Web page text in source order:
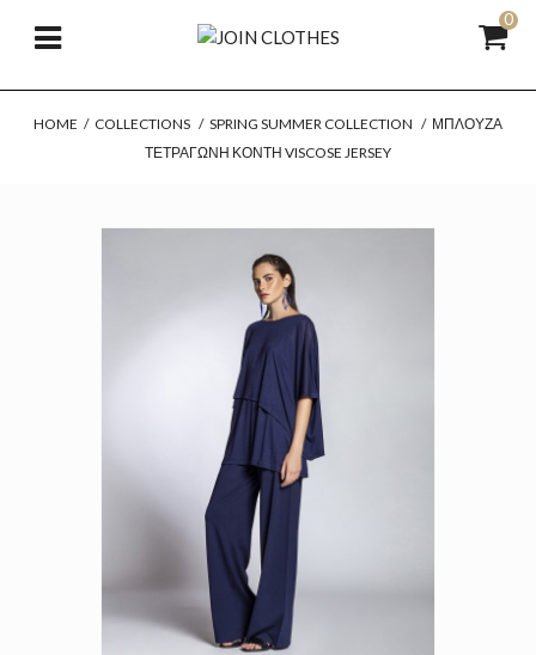
0
HOME / COLLECTIONS / SPRING SUMMER COLLECTION / ΜΠΛΟΎΖΑ
ΤΕΤΡΆΓΩΝΗ ΚΟΝΤΉ VISCOSE JERSEY